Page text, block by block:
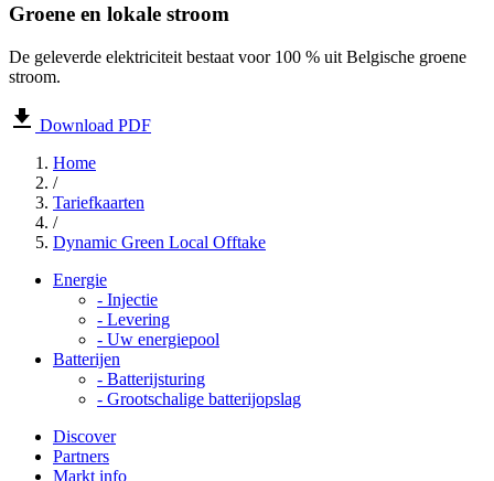
Groene en lokale stroom
De geleverde elektriciteit bestaat voor 100 % uit Belgische groene
stroom.
Download PDF
Home
/
Tariefkaarten
/
Dynamic Green Local Offtake
Energie
- Injectie
- Levering
- Uw energiepool
Batterijen
- Batterijsturing
- Grootschalige batterijopslag
Discover
Partners
Markt info